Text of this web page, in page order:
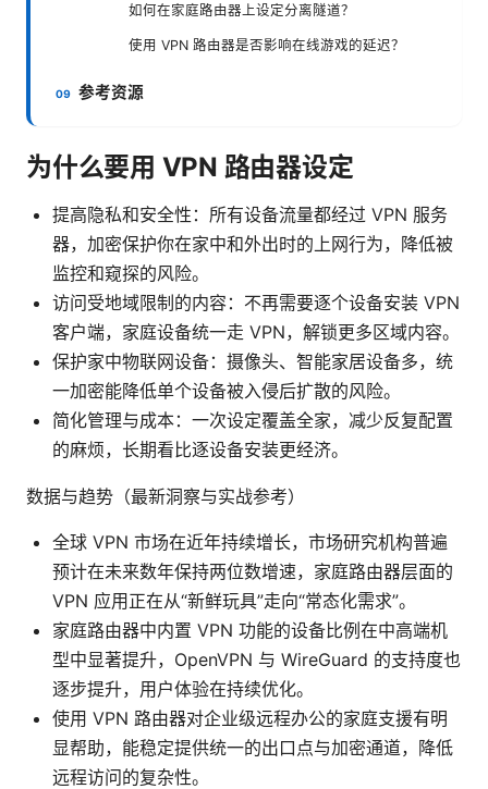
如何在家庭路由器上设定分离隧道？
使用 VPN 路由器是否影响在线游戏的延迟？
参考资源
为什么要用 VPN 路由器设定
提高隐私和安全性：所有设备流量都经过 VPN 服务
器，加密保护你在家中和外出时的上网行为，降低被
监控和窥探的风险。
访问受地域限制的内容：不再需要逐个设备安装 VPN
客户端，家庭设备统一走 VPN，解锁更多区域内容。
保护家中物联网设备：摄像头、智能家居设备多，统
一加密能降低单个设备被入侵后扩散的风险。
简化管理与成本：一次设定覆盖全家，减少反复配置
的麻烦，长期看比逐设备安装更经济。
数据与趋势（最新洞察与实战参考）
全球 VPN 市场在近年持续增长，市场研究机构普遍
预计在未来数年保持两位数增速，家庭路由器层面的
VPN 应用正在从“新鲜玩具”走向“常态化需求”。
家庭路由器中内置 VPN 功能的设备比例在中高端机
型中显著提升，OpenVPN 与 WireGuard 的支持度也
逐步提升，用户体验在持续优化。
使用 VPN 路由器对企业级远程办公的家庭支援有明
显帮助，能稳定提供统一的出口点与加密通道，降低
远程访问的复杂性。